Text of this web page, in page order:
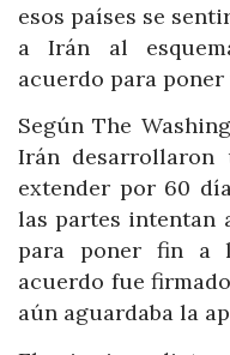
esos países se
a Irán al
acuerdo para
Según The
Irán desarrollaron
extender por 60
las partes intentan
para poner fin a
acuerdo fue
aún aguardaba la